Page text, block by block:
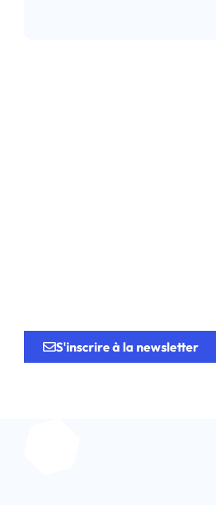
S'inscrire à la newsletter